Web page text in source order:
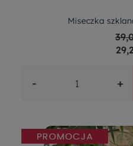
Miseczka
- +